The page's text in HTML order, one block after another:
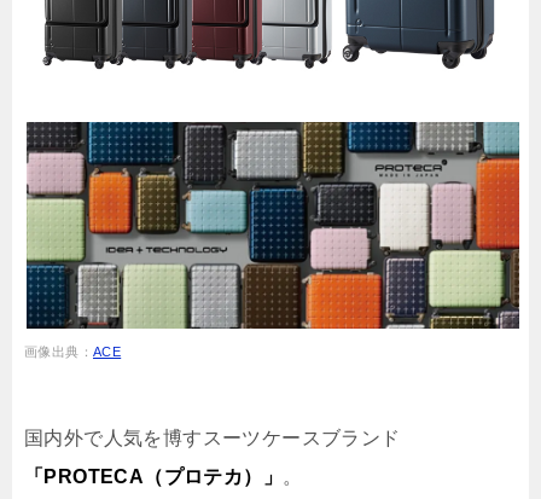
画像出典： ACE
国内外で人気を博すスーツケースブランド
「PROTECA（プロテカ）」 。